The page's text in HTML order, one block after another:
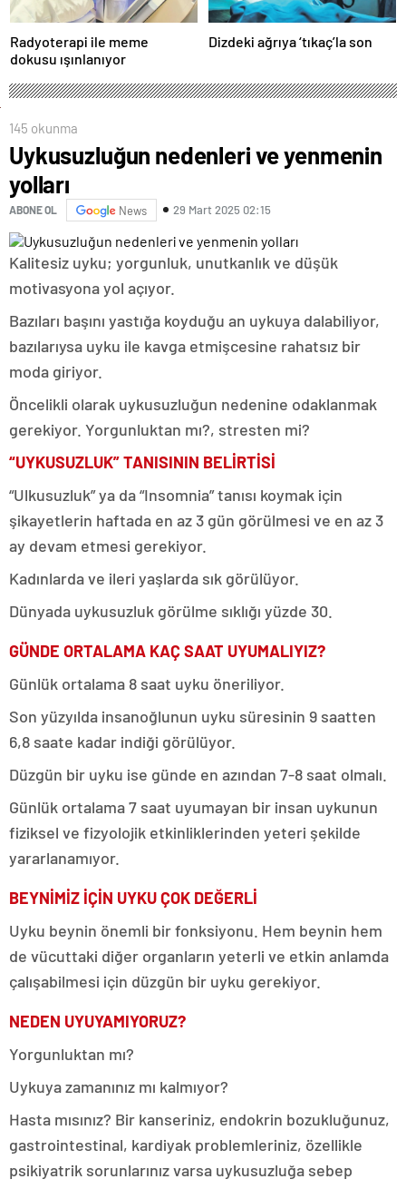
Radyoterapi ile meme
dokusu ışınlanıyor
Dizdeki ağrıya ‘tıkaç’la son
145 okunma
Uykusuzluğun nedenleri ve yenmenin
yolları
ABONE OL News 29 Mart 2025 02:15
Kalitesiz uyku; yorgunluk, unutkanlık ve düşük
motivasyona yol açıyor.
Bazıları başını yastığa koyduğu an uykuya dalabiliyor,
bazılarıysa uyku ile kavga etmişcesine rahatsız bir
moda giriyor.
Öncelikli olarak uykusuzluğun nedenine odaklanmak
gerekiyor. Yorgunluktan mı?, stresten mi?
“UYKUSUZLUK” TANISININ BELİRTİSİ
“Ulkusuzluk” ya da “Insomnia” tanısı koymak için
şikayetlerin haftada en az 3 gün görülmesi ve en az 3
ay devam etmesi gerekiyor.
Kadınlarda ve ileri yaşlarda sık görülüyor.
Dünyada uykusuzluk görülme sıklığı yüzde 30.
GÜNDE ORTALAMA KAÇ SAAT UYUMALIYIZ?
Günlük ortalama 8 saat uyku öneriliyor.
Son yüzyılda insanoğlunun uyku süresinin 9 saatten
6,8 saate kadar indiği görülüyor.
Düzgün bir uyku ise günde en azından 7-8 saat olmalı.
Günlük ortalama 7 saat uyumayan bir insan uykunun
fiziksel ve fizyolojik etkinliklerinden yeteri şekilde
yararlanamıyor.
BEYNİMİZ İÇİN UYKU ÇOK DEĞERLİ
Uyku beynin önemli bir fonksiyonu. Hem beynin hem
de vücuttaki diğer organların yeterli ve etkin anlamda
çalışabilmesi için düzgün bir uyku gerekiyor.
NEDEN UYUYAMIYORUZ?
Yorgunluktan mı?
Uykuya zamanınız mı kalmıyor?
Hasta mısınız? Bir kanseriniz, endokrin bozukluğunuz,
gastrointestinal, kardiyak problemleriniz, özellikle
psikiyatrik sorunlarınız varsa uykusuzluğa sebep